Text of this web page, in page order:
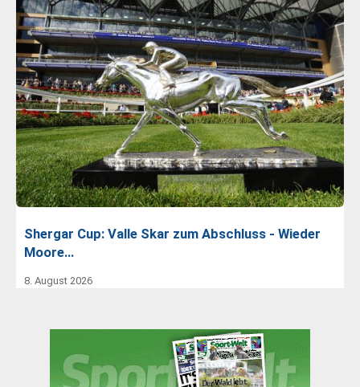
Shergar Cup: Valle Skar zum Abschluss - Wieder
Moore…
8. August 2026